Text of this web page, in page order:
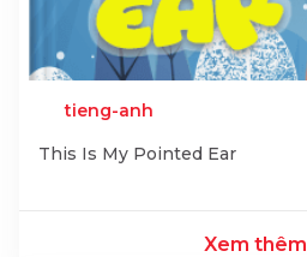
tieng-anh
This Is My Pointed Ear
Xem thêm